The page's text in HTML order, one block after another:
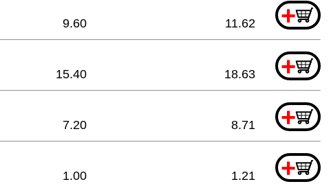
+
9.60 11.62
+
15.40 18.63
+
7.20 8.71
+
1.00 1.21